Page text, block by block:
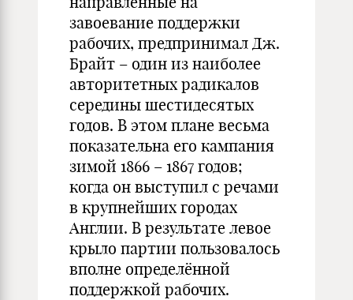
завоевание поддержки
рабочих, предпринимал Дж.
Брайт – один из наиболее
авторитетных радикалов
середины шестидесятых
годов. В этом плане весьма
показательна его кампания
зимой 1866 – 1867 годов;
когда он выступил с речами
в крупнейших городах
Англии. В результате левое
крыло партии пользовалось
вполне определённой
поддержкой рабочих.